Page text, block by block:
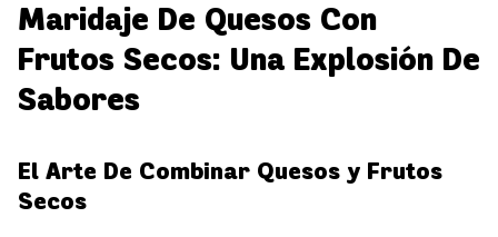
Maridaje De Quesos Con
Frutos Secos: Una Explosión De
Sabores
El Arte De Combinar Quesos y Frutos
Secos